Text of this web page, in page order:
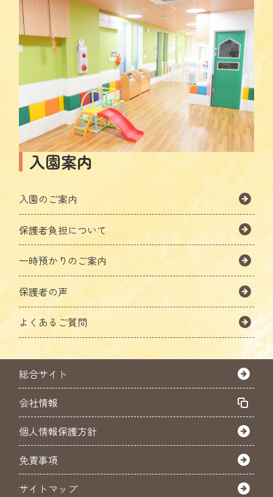
入園案内
入園のご案内
保護者負担について
一時預かりのご案内
保護者の声
よくあるご質問
総合サイト
会社情報
個人情報保護方針
免責事項
サイトマップ